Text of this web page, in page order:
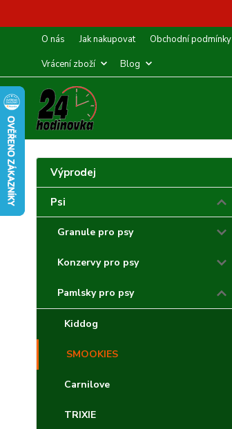
O nás Jak nakupovat Obchodní podmínky
Vrácení zboží
Blog
Výprodej
Psi
Granule pro psy
Konzervy pro psy
Pamlsky pro psy
Kiddog
SMOOKIES
Carnilove
TRIXIE